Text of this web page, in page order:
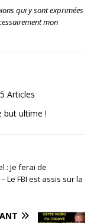
qui y sont exprimées
mon
Articles
but ultime !
: Je ferai de
Le FBI est assis sur la